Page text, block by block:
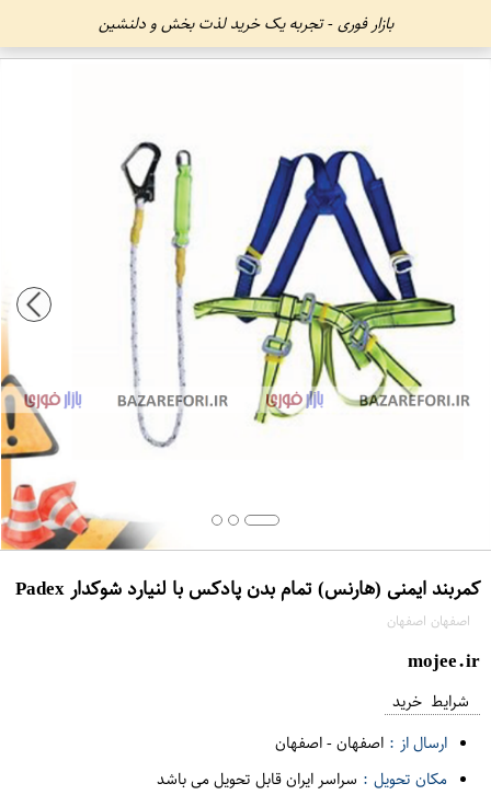
بازار فوری - تجربه یک خرید لذت بخش و دلنشین
کمربند ایمنی (هارنس) تمام بدن پادکس با لنیارد شوکدار Padex
اصفهان اصفهان
mojee.ir
شرایط خرید
ارسال از : اصفهان-اصفهان
مکان تحویل : سراسر ایران قابل تحویل می باشد